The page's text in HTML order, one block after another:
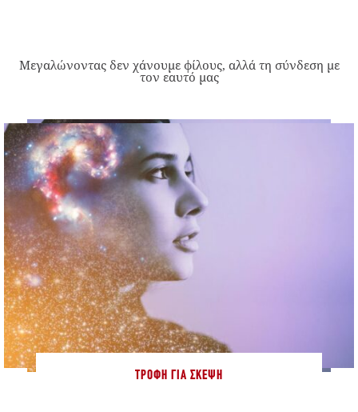
Μεγαλώνοντας δεν χάνουμε φίλους, αλλά τη σύνδεση με
τον εαυτό μας
ΤΡΟΦΉ ΓΙΑ ΣΚΈΨΗ